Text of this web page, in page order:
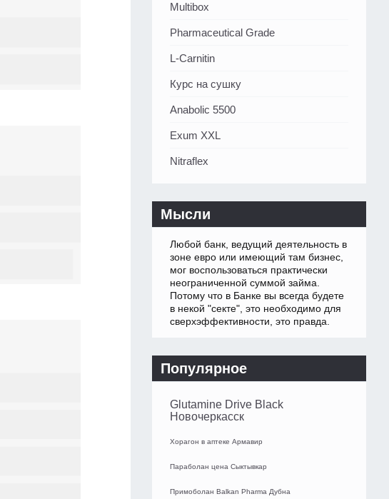
Multibox
Pharmaceutical Grade
L-Carnitin
Курс на сушку
Anabolic 5500
Exum XXL
Nitraflex
Мысли
Любой банк, ведущий деятельность в
зоне евро или имеющий там бизнес,
мог воспользоваться практически
неограниченной суммой займа.
Потому что в Банке вы всегда будете
в некой "секте", это необходимо для
сверхэффективности, это правда.
Популярное
Glutamine Drive Black
Новочеркасск
Хорагон в аптеке Армавир
Параболан цена Сыктывкар
Примоболан Balkan Pharma Дубна